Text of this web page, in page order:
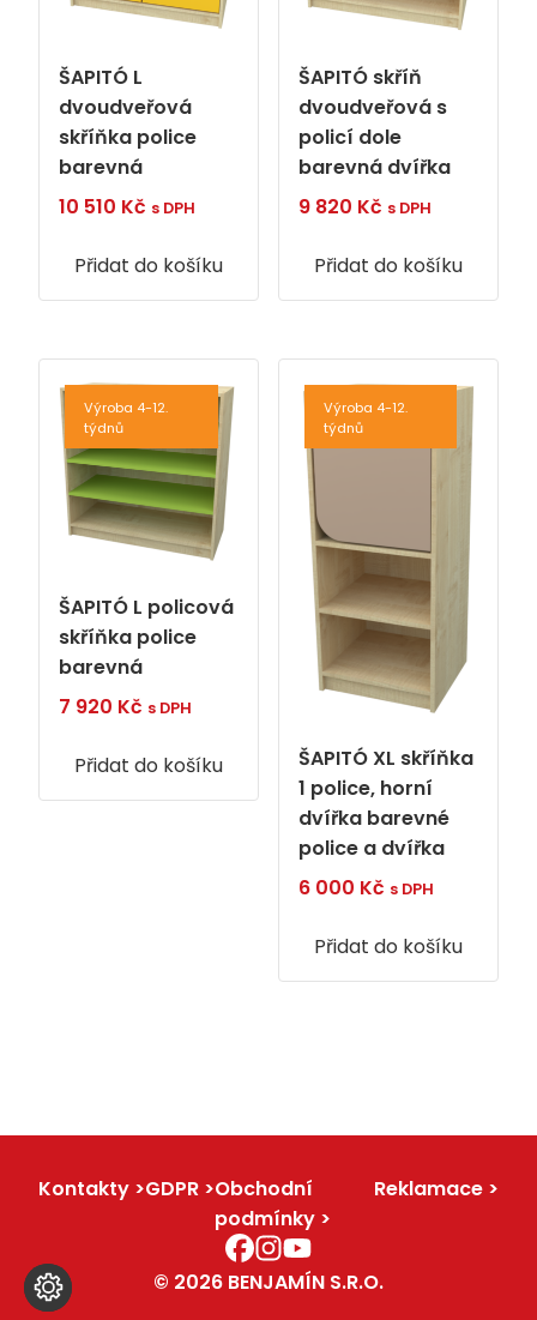
ŠAPITÓ L
dvoudveřová
skříňka police
barevná
10 510 Kč s DPH
Přidat do košíku
ŠAPITÓ skříň
dvoudveřová s
policí dole
barevná dvířka
9 820 Kč s DPH
Přidat do košíku
Výroba 4-12.
týdnů
ŠAPITÓ L policová
skříňka police
barevná
7 920 Kč s DPH
Přidat do košíku
Výroba 4-12.
týdnů
ŠAPITÓ XL skříňka
1 police, horní
dvířka barevné
police a dvířka
6 000 Kč s DPH
Přidat do košíku
Kontakty GDPR
Obchodní
podmínky
Reklamace
© 2026 BENJAMÍN S.R.O.